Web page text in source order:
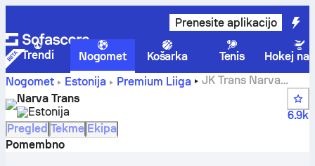
Prenesite aplikacijo
Trendi Nogomet Košarka Tenis
Hokej na
Nogomet
Estonija Premium Liiga
JK Trans Narva
rezultati, razporedi, lestvica in statistika igralcev
Narva Trans
Estonija
6.9k
Pregled Tekme Ekipa
Pomembno